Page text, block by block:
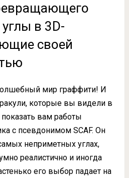
в 3D-
своей
мир граффити! И
которые вы видели в
вам работы
с псевдонимом SCAF. Он
неприметных углах,
реалистично и иногда
его выбор падает на